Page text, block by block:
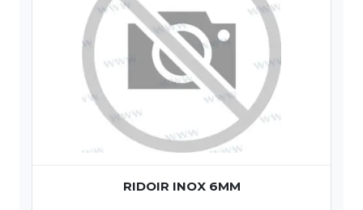
RIDOIR INOX 6MM